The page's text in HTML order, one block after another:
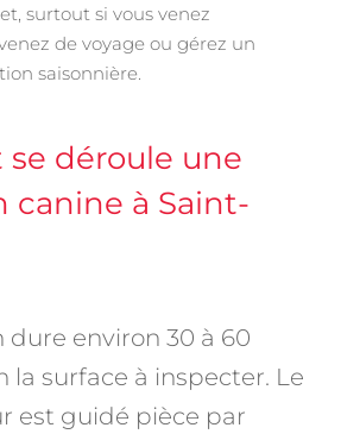
surtout si vous venez
de voyage ou gérez un
saisonnière.
déroule une
canine à Saint-
dure environ 30 à 60
la surface à inspecter. Le
est guidé pièce par